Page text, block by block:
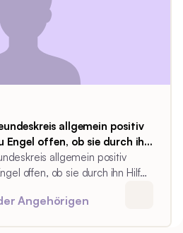
allgemein positiv
Engel offen, ob sie durch ihn
sie darauf angewiesen
allgemein positiv
offen, ob sie durch ihn Hilfe
Angehörigen